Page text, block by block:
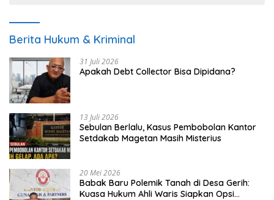
Berita Hukum & Kriminal
31 Juli 2026
Apakah Debt Collector Bisa Dipidana?
13 Juli 2026
Sebulan Berlalu, Kasus Pembobolan Kantor
Setdakab Magetan Masih Misterius
20 Mei 2026
Babak Baru Polemik Tanah di Desa Gerih:
Kuasa Hukum Ahli Waris Siapkan Opsi